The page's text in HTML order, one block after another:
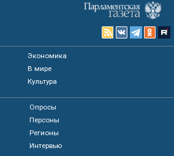
Экономика
В мире
Культура
Опросы
Персоны
Регионы
Интервью